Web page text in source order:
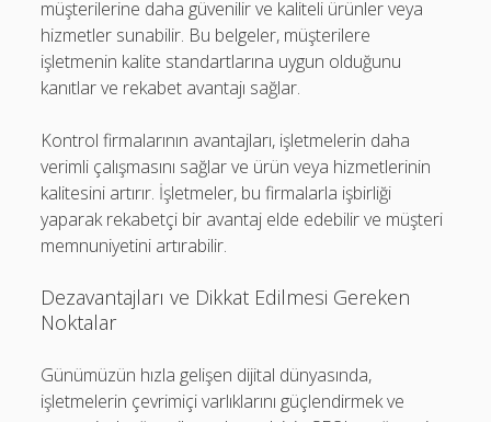
müşterilerine daha güvenilir ve kaliteli ürünler veya
hizmetler sunabilir. Bu belgeler, müşterilere
işletmenin kalite standartlarına uygun olduğunu
kanıtlar ve rekabet avantajı sağlar.
Kontrol firmalarının avantajları, işletmelerin daha
verimli çalışmasını sağlar ve ürün veya hizmetlerinin
kalitesini artırır. İşletmeler, bu firmalarla işbirliği
yaparak rekabetçi bir avantaj elde edebilir ve müşteri
memnuniyetini artırabilir.
Dezavantajları ve Dikkat Edilmesi Gereken
Noktalar
Günümüzün hızla gelişen dijital dünyasında,
işletmelerin çevrimiçi varlıklarını güçlendirmek ve